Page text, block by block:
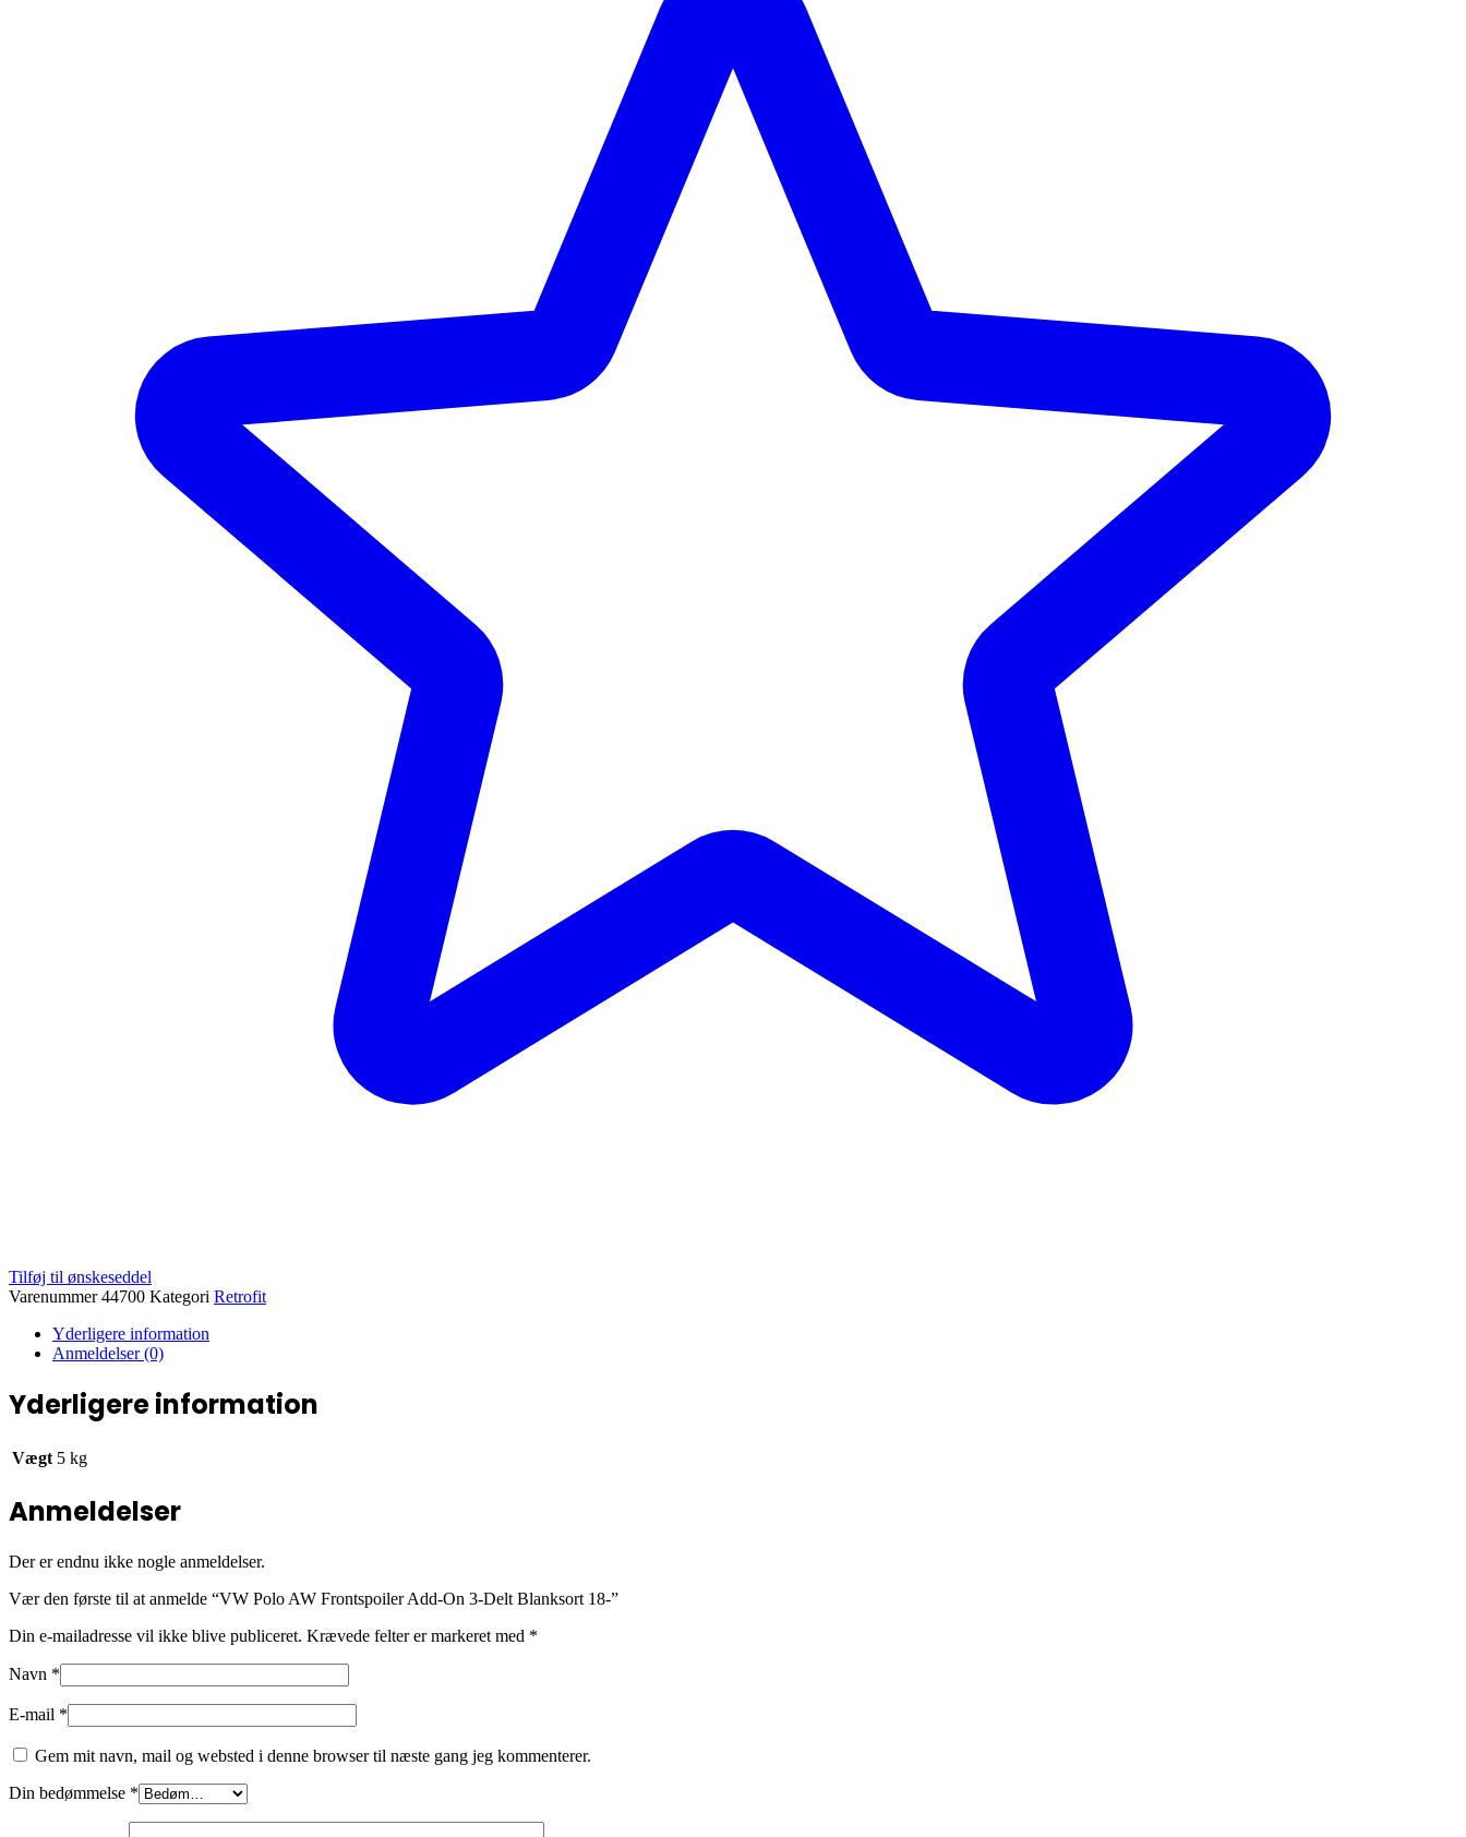
Tilføj til ønskeseddel
Varenummer44700 Kategori Retrofit
Yderligere information
Anmeldelser (0)
Yderligere information
Vægt 5 kg
Anmeldelser
Der er endnu ikke nogle anmeldelser.
Vær den første til at anmelde “VW Polo AW Frontspoiler Add-On 3-Delt Blanksort 18-”
Din e-mailadresse vil ikke blive publiceret. Krævede felter er markeret med *
Navn *
E-mail *
Gem mit navn, mail og websted i denne browser til næste gang jeg kommenterer.
Din bedømmelse *